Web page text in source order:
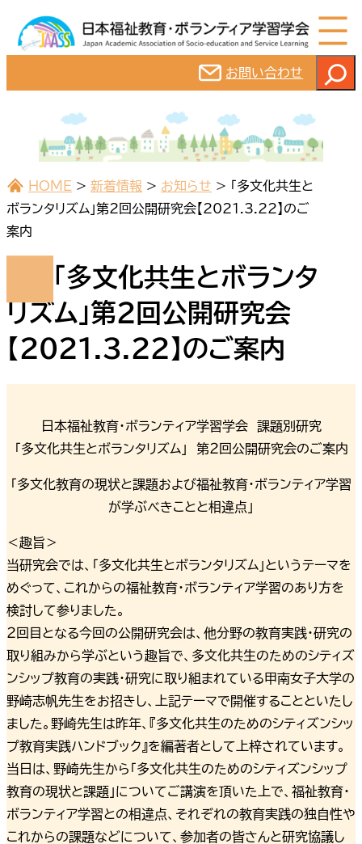
容
お問い合わせ
索
HOME > 新着情報 > お知らせ >
「多文化共生と
ボランタリズム」第2回公開研究会【2021.3.22】のご
案内
「多文化共生とボランタ
リズム」第2回公開研究会
【2021.3.22】のご案内
日本福祉教育・ボランティア学習学会 課題別研究
「多文化共生とボランタリズム」 第２回公開研究会のご案内
「多文化教育の現状と課題および福祉教育・ボランティア学習
が学ぶべきことと相違点」
＜趣旨＞
当研究会では、「多文化共生とボランタリズム」というテーマを
めぐって、これからの福祉教育・ボランティア学習のあり方を
検討して参りました。
２回目となる今回の公開研究会は、他分野の教育実践・研究の
取り組みから学ぶという趣旨で、多文化共生のためのシティズ
ンシップ教育の実践・研究に取り組まれている甲南女子大学の
野崎志帆先生をお招きし、上記テーマで開催することといたし
ました。野崎先生は昨年、『多文化共生のためのシティズンシッ
プ教育実践ハンドブック』を編著者として上梓されています。
当日は、野崎先生から「多文化共生のためのシティズンシップ
教育の現状と課題」についてご講演を頂いた上で、福祉教育・
ボランティア学習との相違点、それぞれの教育実践の独自性や
これからの課題などについて、参加者の皆さんと研究協議し